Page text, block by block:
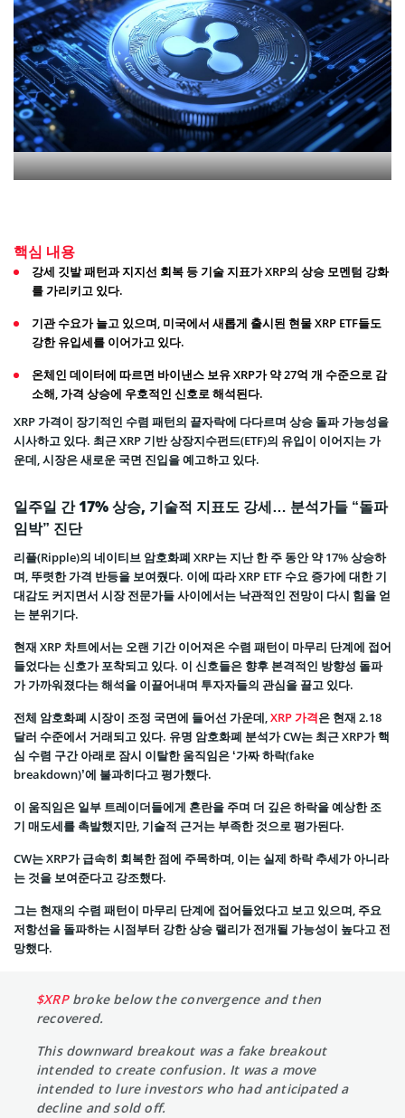
핵심 내용
강세 깃발 패턴과 지지선 회복 등 기술 지표가 XRP의 상승 모멘텀 강화
를 가리키고 있다.
기관 수요가 늘고 있으며, 미국에서 새롭게 출시된 현물 XRP ETF들도
강한 유입세를 이어가고 있다.
온체인 데이터에 따르면 바이낸스 보유 XRP가 약 27억 개 수준으로 감
소해, 가격 상승에 우호적인 신호로 해석된다.
XRP 가격이 장기적인 수렴 패턴의 끝자락에 다다르며 상승 돌파 가능성을
시사하고 있다. 최근 XRP 기반 상장지수펀드(ETF)의 유입이 이어지는 가
운데, 시장은 새로운 국면 진입을 예고하고 있다.
일주일 간 17% 상승, 기술적 지표도 강세… 분석가들 “돌파
임박” 진단
리플(Ripple)의 네이티브 암호화폐 XRP는 지난 한 주 동안 약 17% 상승하
며, 뚜렷한 가격 반등을 보여줬다. 이에 따라 XRP ETF 수요 증가에 대한 기
대감도 커지면서 시장 전문가들 사이에서는 낙관적인 전망이 다시 힘을 얻
는 분위기다.
현재 XRP 차트에서는 오랜 기간 이어져온 수렴 패턴이 마무리 단계에 접어
들었다는 신호가 포착되고 있다. 이 신호들은 향후 본격적인 방향성 돌파
가 가까워졌다는 해석을 이끌어내며 투자자들의 관심을 끌고 있다.
전체 암호화폐 시장이 조정 국면에 들어선 가운데,XRP 가격은 현재 2.18
달러 수준에서 거래되고 있다. 유명 암호화폐 분석가 CW는 최근 XRP가 핵
심 수렴 구간 아래로 잠시 이탈한 움직임은 ‘가짜 하락(fake
breakdown)’에 불과히다고 평가했다.
이 움직임은 일부 트레이더들에게 혼란을 주며 더 깊은 하락을 예상한 조
기 매도세를 촉발했지만, 기술적 근거는 부족한 것으로 평가된다.
CW는 XRP가 급속히 회복한 점에 주목하며, 이는 실제 하락 추세가 아니라
는 것을 보여준다고 강조했다.
그는 현재의 수렴 패턴이 마무리 단계에 접어들었다고 보고 있으며, 주요
저항선을 돌파하는 시점부터 강한 상승 랠리가 전개될 가능성이 높다고 전
망했다.
$XRPbroke below the convergence and then
recovered.
This downward breakout was a fake breakout
intended to create confusion. It was a move
intended to lure investors who had anticipated a
decline and sold off.